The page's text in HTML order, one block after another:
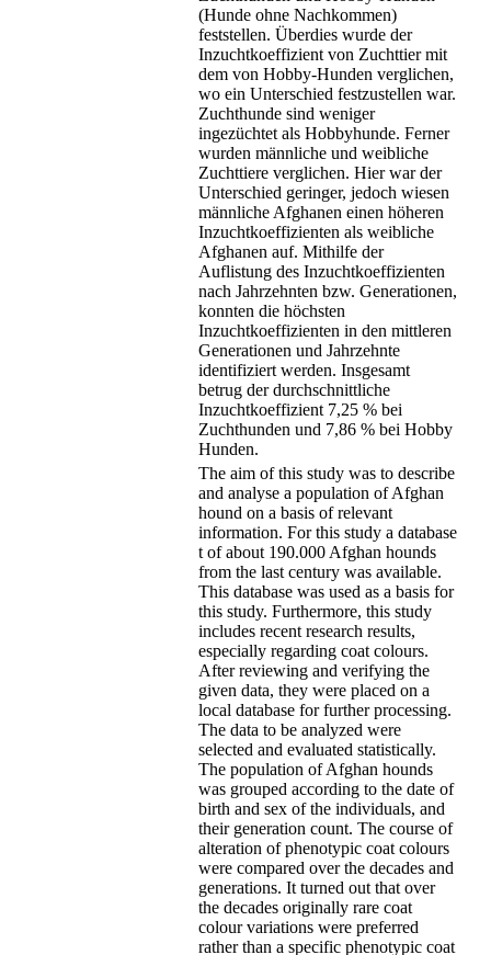
(Hunde ohne Nachkommen)
feststellen. Überdies wurde der
Inzuchtkoeffizient von Zuchttier mit
dem von Hobby-Hunden verglichen,
wo ein Unterschied festzustellen war.
Zuchthunde sind weniger
ingezüchtet als Hobbyhunde. Ferner
wurden männliche und weibliche
Zuchttiere verglichen. Hier war der
Unterschied geringer, jedoch wiesen
männliche Afghanen einen höheren
Inzuchtkoeffizienten als weibliche
Afghanen auf. Mithilfe der
Auflistung des Inzuchtkoeffizienten
nach Jahrzehnten bzw. Generationen,
konnten die höchsten
Inzuchtkoeffizienten in den mittleren
Generationen und Jahrzehnte
identifiziert werden. Insgesamt
betrug der durchschnittliche
Inzuchtkoeffizient 7,25 % bei
Zuchthunden und 7,86 % bei Hobby
Hunden.
The aim of this study was to describe
and analyse a population of Afghan
hound on a basis of relevant
information. For this study a database
t of about 190.000 Afghan hounds
from the last century was available.
This database was used as a basis for
this study. Furthermore, this study
includes recent research results,
especially regarding coat colours.
After reviewing and verifying the
given data, they were placed on a
local database for further processing.
The data to be analyzed were
selected and evaluated statistically.
The population of Afghan hounds
was grouped according to the date of
birth and sex of the individuals, and
their generation count. The course of
alteration of phenotypic coat colours
were compared over the decades and
generations. It turned out that over
the decades originally rare coat
colour variations were preferred
rather than a specific phenotypic coat